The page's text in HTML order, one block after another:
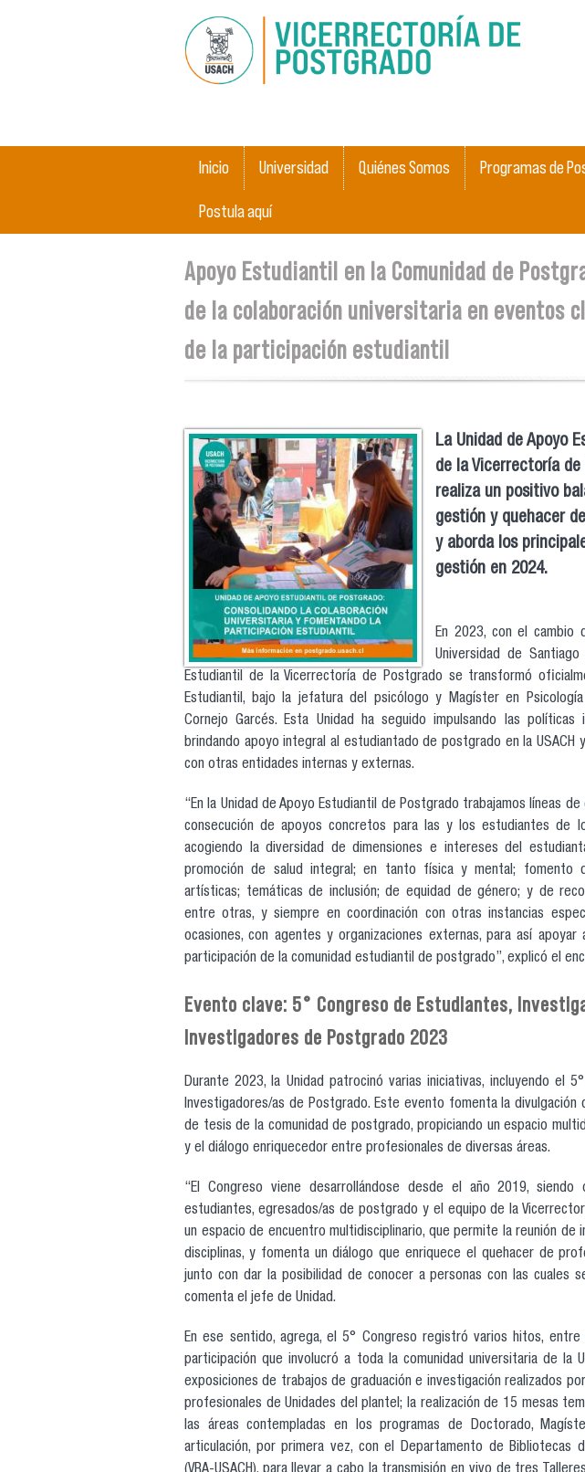
Main menu
Inicio Universidad Quiénes Somos Programas de
Postula aquí
You are here
Apoyo Estudiantil en la Comunidad de
de la colaboración universitaria en eventos
de la participación estudiantil
La Unidad de Apoyo
de la Vicerrectoría de
realiza un positivo
gestión y quehacer
y aborda los
gestión en 2024.
En 2023, con el cambio
Universidad de
Estudiantil de la Vicerrectoría de Postgrado se transformó
Estudiantil, bajo la jefatura del psicólogo y Magíster en Psicología
Cornejo Garcés. Esta Unidad ha seguido impulsando las políticas
brindando apoyo integral al estudiantado de postgrado en la USACH
con otras entidades internas y externas.
“En la Unidad de Apoyo Estudiantil de Postgrado trabajamos líneas
consecución de apoyos concretos para las y los estudiantes de
acogiendo la diversidad de dimensiones e intereses del
promoción de salud integral; en tanto física y mental; fomento
artísticas; temáticas de inclusión; de equidad de género; y de
entre otras, y siempre en coordinación con otras instancias
ocasiones, con agentes y organizaciones externas, para así
participación de la comunidad estudiantil de postgrado”, explicó el
Evento clave: 5° Congreso de Estudiantes,
Investigadores de Postgrado 2023
Durante 2023, la Unidad patrocinó varias iniciativas, incluyendo el
Investigadores/as de Postgrado. Este evento fomenta la divulgación
de tesis de la comunidad de postgrado, propiciando un espacio
y el diálogo enriquecedor entre profesionales de diversas áreas.
“El Congreso viene desarrollándose desde el año 2019, siendo
estudiantes, egresados/as de postgrado y el equipo de la
un espacio de encuentro multidisciplinario, que permite la reunión de
disciplinas, y fomenta un diálogo que enriquece el quehacer de
junto con dar la posibilidad de conocer a personas con las cuales
comenta el jefe de Unidad.
En ese sentido, agrega, el 5° Congreso registró varios hitos,
participación que involucró a toda la comunidad universitaria de la
exposiciones de trabajos de graduación e investigación realizados
profesionales de Unidades del plantel; la realización de 15 mesas
las áreas contempladas en los programas de Doctorado,
articulación, por primera vez, con el Departamento de Bibliotecas